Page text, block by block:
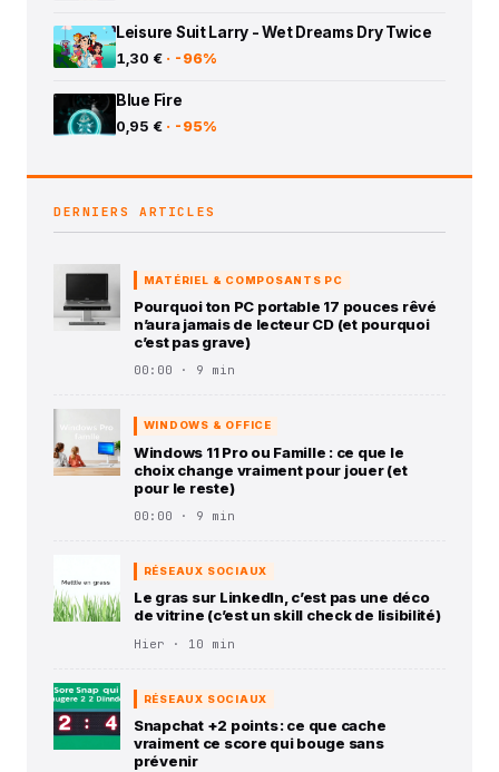
Leisure Suit Larry - Wet Dreams Dry Twice
1,30 € · -96%
Blue Fire
0,95 € · -95%
DERNIERS ARTICLES
MATÉRIEL & COMPOSANTS PC
Pourquoi ton PC portable 17 pouces rêvé
n’aura jamais de lecteur CD (et pourquoi
c’est pas grave)
00:00 · 9 min
WINDOWS & OFFICE
Windows 11 Pro ou Famille : ce que le
choix change vraiment pour jouer (et
pour le reste)
00:00 · 9 min
RÉSEAUX SOCIAUX
Le gras sur LinkedIn, c’est pas une déco
de vitrine (c’est un skill check de lisibilité)
Hier · 10 min
RÉSEAUX SOCIAUX
Snapchat +2 points : ce que cache
vraiment ce score qui bouge sans
prévenir